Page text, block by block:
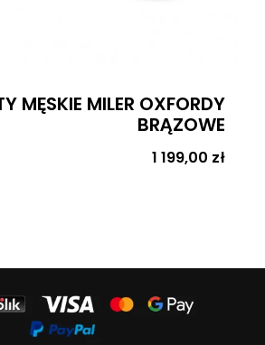
MĘSKIE MILER OXFORDY
BRĄZOWE
Cena
1 199,00 zł